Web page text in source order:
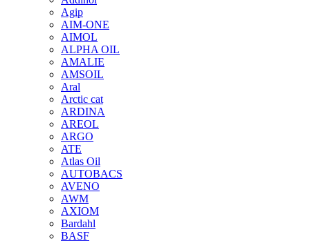
Agip
AIM-ONE
AIMOL
ALPHA OIL
AMALIE
AMSOIL
Aral
Arctic cat
ARDINA
AREOL
ARGO
ATE
Atlas Oil
AUTOBACS
AVENO
AWM
AXIOM
Bardahl
BASF